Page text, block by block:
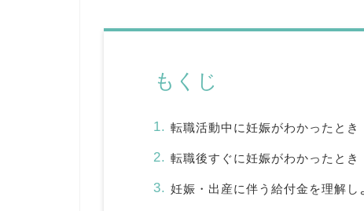
もくじ
転職活動中に妊娠がわかったとき
転職後すぐに妊娠がわかったとき
妊娠・出産に伴う給付金を理解し